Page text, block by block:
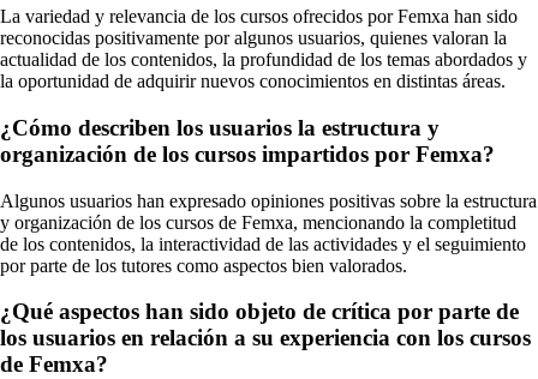
La variedad y relevancia de los cursos ofrecidos por Femxa han sido
reconocidas positivamente por algunos usuarios, quienes valoran la
actualidad de los contenidos, la profundidad de los temas abordados y
la oportunidad de adquirir nuevos conocimientos en distintas áreas.
¿Cómo describen los usuarios la estructura y
organización de los cursos impartidos por Femxa?
Algunos usuarios han expresado opiniones positivas sobre la estructura
y organización de los cursos de Femxa, mencionando la completitud
de los contenidos, la interactividad de las actividades y el seguimiento
por parte de los tutores como aspectos bien valorados.
¿Qué aspectos han sido objeto de crítica por parte de
los usuarios en relación a su experiencia con los cursos
de Femxa?